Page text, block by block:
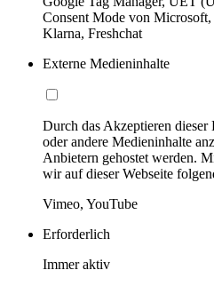
Consent Mode von
Klarna, Freshchat
Externe Medieninhalte
Durch das Akzeptieren
oder andere Medieninhalte
Anbietern gehostet werden.
wir auf dieser Webseite
Vimeo, YouTube
Erforderlich
Immer aktiv